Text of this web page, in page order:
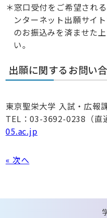
窓口受付をご希望され
ンターネット出願サイ
のお振込みを済ませた
い。
出願に関するお問い
東京聖栄大学 入試・広報
TEL：03-3692-0238（直
05.ac.jp
« 次へ